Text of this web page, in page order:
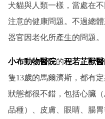
犬貓與人類一樣，當處在
注意的健康問題。不過總
器官因老化所產生的問題。
小布動物醫院的程若芷獸
隻13歲的馬爾濟斯，都有
狀態都很不錯，包括心臟
品種）、皮膚、眼睛、腸